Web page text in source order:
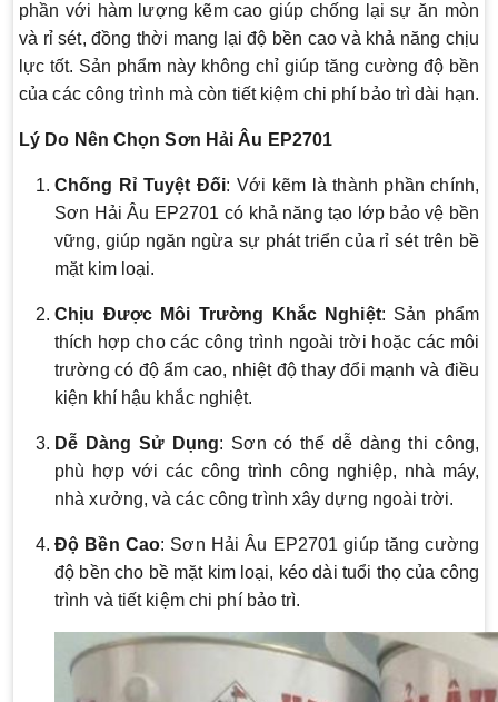
phần với hàm lượng kẽm cao giúp chống lại sự ăn mòn
và rỉ sét, đồng thời mang lại độ bền cao và khả năng chịu
lực tốt. Sản phẩm này không chỉ giúp tăng cường độ bền
của các công trình mà còn tiết kiệm chi phí bảo trì dài hạn.
Lý Do Nên Chọn Sơn Hải Âu EP2701
Chống Rỉ Tuyệt Đối: Với kẽm là thành phần chính,
Sơn Hải Âu EP2701 có khả năng tạo lớp bảo vệ bền
vững, giúp ngăn ngừa sự phát triển của rỉ sét trên bề
mặt kim loại.
Chịu Được Môi Trường Khắc Nghiệt: Sản phẩm
thích hợp cho các công trình ngoài trời hoặc các môi
trường có độ ẩm cao, nhiệt độ thay đổi mạnh và điều
kiện khí hậu khắc nghiệt.
Dễ Dàng Sử Dụng: Sơn có thể dễ dàng thi công,
phù hợp với các công trình công nghiệp, nhà máy,
nhà xưởng, và các công trình xây dựng ngoài trời.
Độ Bền Cao: Sơn Hải Âu EP2701 giúp tăng cường
độ bền cho bề mặt kim loại, kéo dài tuổi thọ của công
trình và tiết kiệm chi phí bảo trì.